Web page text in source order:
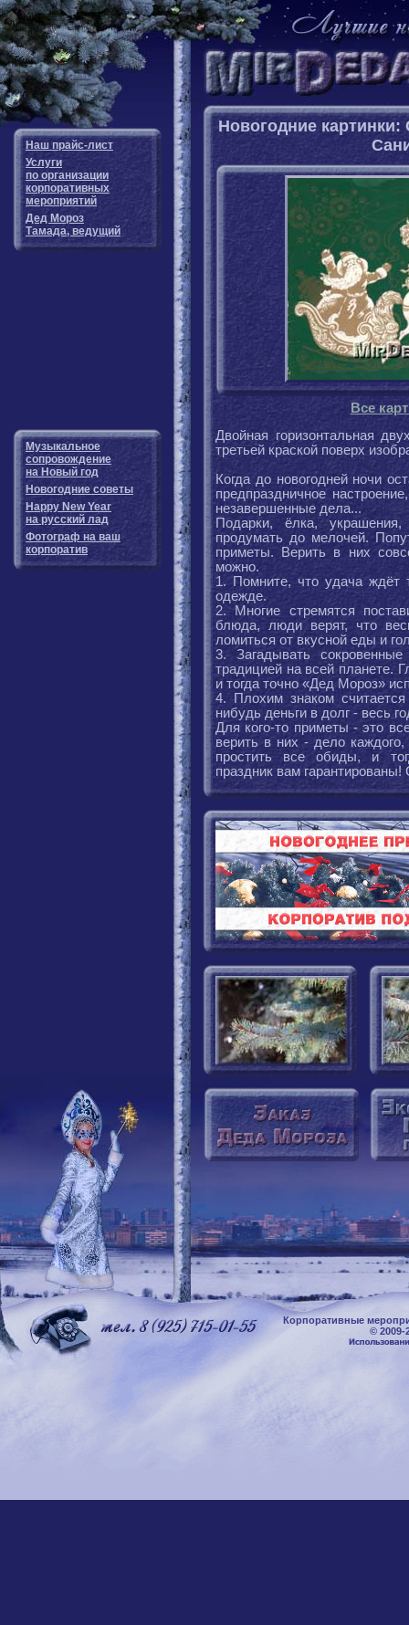
Наш прайс-лист
Услуги
по организации
корпоративных
мероприятий
Дед Мороз
Тамада, ведущий
Музыкальное
сопровождение
на Новый год
Новогодние советы
Happy New Year
на русский лад
Фотограф на ваш
корпоратив
Новогодние
Все
Двойная горизонтальная
третьей краской поверх
Когда до новогодней ночи
предпраздничное
незавершенные дела...
Подарки, ёлка,
продумать до мелочей.
приметы. Верить в них
можно.
1. Помните, что удача ждёт
одежде.
2. Многие стремятся
блюда, люди верят, что
ломиться от вкусной еды и
3. Загадывать
традицией на всей планете.
и тогда точно «Дед Мороз»
4. Плохим знаком
нибудь деньги в долг - весь
Для кого-то приметы - это
верить в них - дело каждого,
простить все обиды, и
праздник вам
Корпоративные
© 2009-